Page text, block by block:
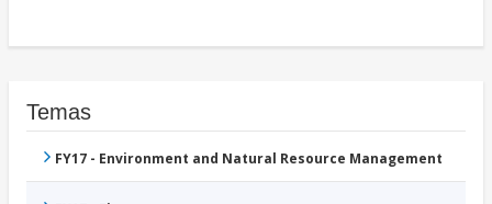
Temas
FY17 - Environment and Natural Resource Management